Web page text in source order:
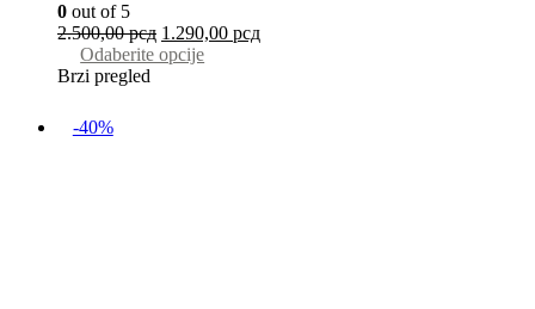
0 out of 5
2.500,00рсд 1.290,00 рсд
Odaberite opcije
Brzi pregled
-40%